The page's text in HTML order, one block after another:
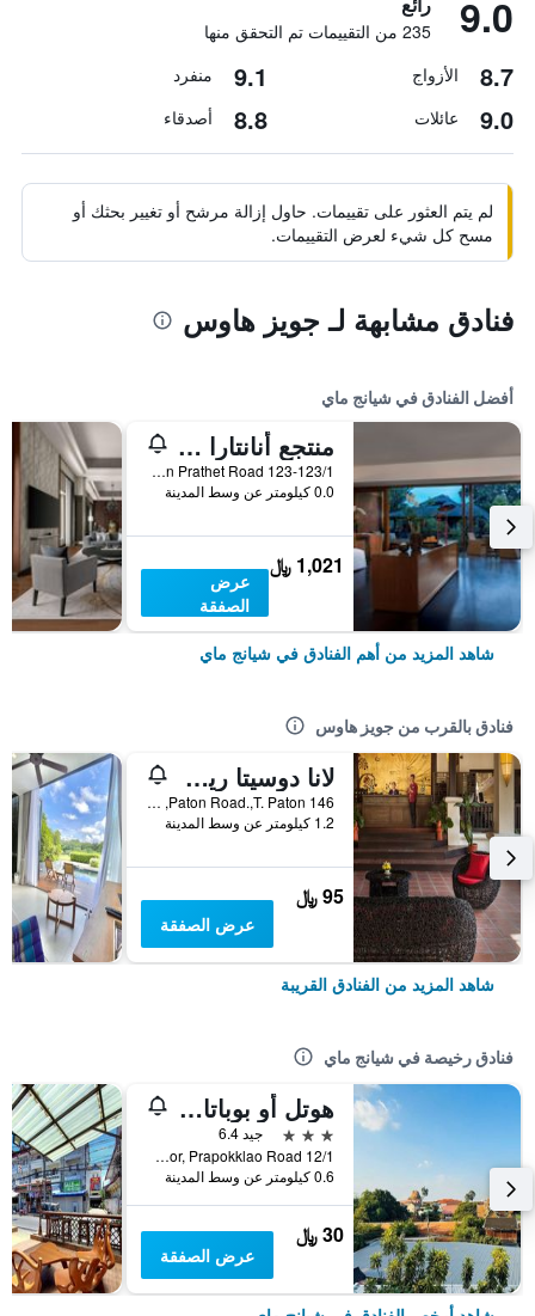
9.0 235 من التقييمات تم التحقق منها
8.7 الأزواج 9.1 منفرد
9.0 عائلات 8.8 أصدقاء
لم يتم العثور على تقييمات. حاول إزالة مرشح أو تغيير بحثك أو
مسح كل شيء لعرض التقييمات.
فنادق مشابهة لـ جويز هاوس
أفضل الفنادق في شيانج ماي
منتجع أنانتارا شيانغ ماي
123-123/1 Charoen Prathet Road, شيانج ماي, تايلاند
0.0 كيلومتر عن وسط المدينة
1,021 ﷼
عرض
الصفقة
شاهد المزيد من أهم الفنادق في شيانج ماي
فنادق بالقرب من جويز هاوس
لانا دوسيتا ريفر سايد بوتيك ريزورت
146 Paton Road.,T. Paton, شيانج ماي, تايلاند
1.2 كيلومتر عن وسط المدينة
95 ﷼
عرض الصفقة
شاهد المزيد من الفنادق القريبة
فنادق رخيصة في شيانج ماي
هوتل أو بوباتارا تشيانغماي
3 نجوم
جيد 6.4
12/1 Soi 4 Kor, Prapokklao Road, شيانج ماي, تايلاند
0.6 كيلومتر عن وسط المدينة
30 ﷼
عرض الصفقة